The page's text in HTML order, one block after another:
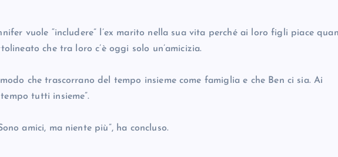
vuole “includere” l’ex marito nella sua vita perché ai loro figli piace
che tra loro c’è oggi solo un’amicizia.
che trascorrano del tempo insieme come famiglia e che Ben ci sia. Ai
tutti insieme”.
amici, ma niente più”, ha concluso.